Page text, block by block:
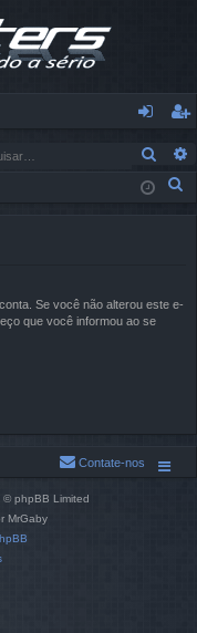
nt
ra
eg
ist
Se você não alterou este e-
que você informou ao se
Contate-nos
© phpBB Limited
MrGaby